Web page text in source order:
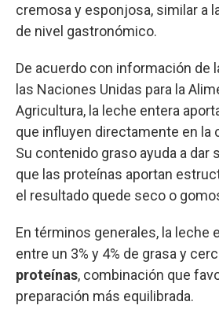
cremosa y esponjosa, similar a
de nivel gastronómico.
De acuerdo con información de
las Naciones Unidas para la
Agricultura, la leche entera
que influyen directamente en la
Su contenido graso ayuda a dar
que las proteínas aportan
el resultado quede seco o
En términos generales, la leche
entre un 3% y 4% de grasa y
proteínas, combinación que
preparación más equilibrada.